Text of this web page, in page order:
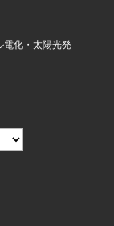
電化・太陽光発